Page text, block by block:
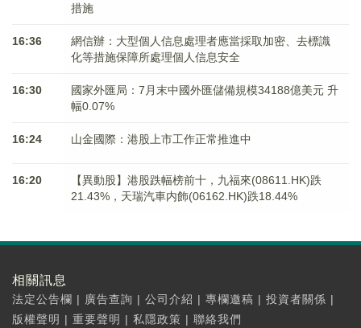
措施
16:36
網信辦：大型個人信息處理者應當採取加密、去標識
化等措施保障所處理個人信息安全
16:30
國家外匯局：7月末中國外匯儲備規模34188億美元 升
幅0.07%
16:24 山金國際：港股上市工作正常推進中
16:20
【異動股】港股跌幅榜前十，九福來(08611.HK)跌
21.43%，天瑞汽車内飾(06162.HK)跌18.44%
相關訊息
法定公告欄 | 廣告查詢 | 公司介紹 | 專欄邀稿 | 投資者關係 |
版權聲明 | 重要聲明 | 私隱政策 | 聯絡我們